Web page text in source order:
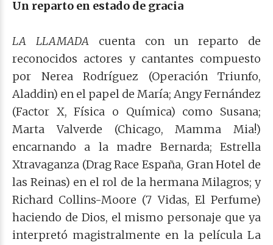
Un reparto en estado de gracia
LA LLAMADAcuenta con un reparto de
reconocidos actores y cantantes compuesto
por Nerea Rodríguez (Operación Triunfo,
Aladdin) en el papel de María; Angy Fernández
(Factor X, Física o Química) como Susana;
Marta Valverde (Chicago, Mamma Mia!)
encarnando a la madre Bernarda; Estrella
Xtravaganza (Drag Race España, Gran Hotel de
las Reinas) en el rol de la hermana Milagros; y
Richard Collins-Moore (7 Vidas, El Perfume)
haciendo de Dios, el mismo personaje que ya
interpretó magistralmente en la película La